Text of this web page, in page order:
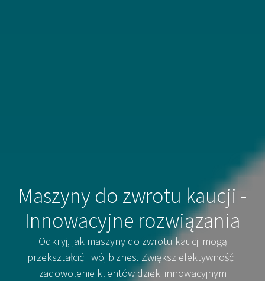
Maszyny do zwrotu kaucji -
Innowacyjne rozwiązania
Odkryj, jak maszyny do zwrotu kaucji mogą
przekształcić Twój biznes. Zwiększ efektywność i
zadowolenie klientów dzięki innowacyjnym